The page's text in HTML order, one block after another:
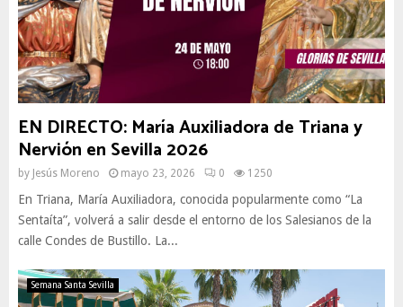
EN DIRECTO: María Auxiliadora de Triana y
Nervión en Sevilla 2026
by Jesús Moreno mayo 23, 2026 0 1250
En Triana, María Auxiliadora, conocida popularmente como “La
Sentaíta”, volverá a salir desde el entorno de los Salesianos de la
calle Condes de Bustillo. La...
Semana Santa Sevilla